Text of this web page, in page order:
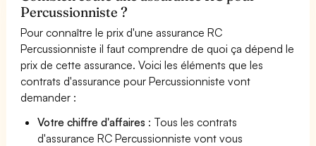
Percussionniste ?
Pour connaître le prix d'une assurance RC
Percussionniste il faut comprendre de quoi ça dépend le
prix de cette assurance. Voici les éléments que les
contrats d'assurance pour Percussionniste vont
demander :
Votre chiffre d'affaires : Tous les contrats
d'assurance RC Percussionniste vont vous